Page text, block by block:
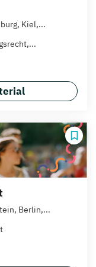
Kiel,...
Berlin,...